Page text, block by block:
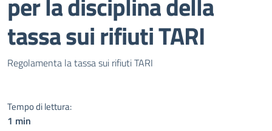
tassa sui rifiuti TARI
Dettagli del documento
Regolamenta la tassa sui rifiuti TARI
Tempo di lettura:
1 min